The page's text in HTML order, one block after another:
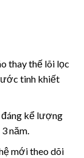
thay thế lõi lọc
tinh khiết
đáng kể lượng
năm.
mới theo dõi